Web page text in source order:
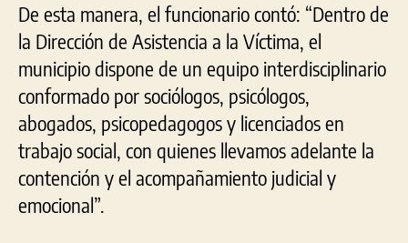
De esta manera, el funcionario contó: “Dentro de
la Dirección de Asistencia a la Víctima, el
municipio dispone de un equipo interdisciplinario
conformado por sociólogos, psicólogos,
abogados, psicopedagogos y licenciados en
trabajo social, con quienes llevamos adelante la
contención y el acompañamiento judicial y
emocional”.